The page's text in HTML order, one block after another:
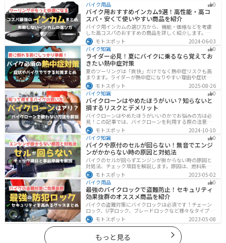
バイク用品 0
バイク用おすすめインカム9選！高性能・高コ
スパ・安くて使いやすい商品を紹介
バイク用インカムの選び方から、機能・価格などを考慮
した高コスパのおすすめの商品を詳しく紹介します。初
心者からベテランライダーまで、マスツーやソロツーに
適した最適なインカムを見つけるための参考にしてくだ
さい。
モトスポット
2024-06-03
バイク知識
0
ライダー必見！夏にバイクに乗るなら覚えてお
きたい熱中症対策
夏のツーリングは「爽快」だけでなく熱中症リスクも高
まります。ライダーが熱中症になりやすい理由や症状、
危険性、そして安全に楽しむための対策を徹底解説。夏
用ウェア・水分補給・休憩ポイントの工夫など、猛暑で
も快適に走るコツを紹介します。
モトスポット
2025-08-26
バイク知識
0
バイクローンはやめたほうがいい？知らないと
損するリスクとデメリット
バイクローンはやめたほうがいいのかでお悩みの方は必
見！この記事では、バイクローンを利用する際の注意点
や失敗しない選び方を解説しています。実は、バイクロ
ーンの選び方にはコツがあります。この記事を読めば、
自分に合った賢い選択をすることが可能です。
モトスポット
2024-10-10
バイク知識
0
バイクや原付のセルが回らない！無音でエンジ
ンがかからない時の原因と対処法
バイクのセルが回らずエンジンが掛からない時の原因と
対処法、チェック項目を解説します。原因は、燃料系・
電装系・その他に分かれますが、バッテリー上がりが原
因であることが多いです。その場合、押しがけやバッテ
リー復旧サービスなどを活用しましょう。事前にできる
対処準備についても解説します。
モトスポット
2023-05-02
バイク用品
0
最強のバイクロックで盗難防止！セキュリティ
効果抜群のオススメ商品を紹介
バイクの盗難対策にバイクロックは必須です！チェーン
ロック、U字ロック、ブレードロックなど様々なタイプが
あるので自分の用途に合った使いやすいものを選びまし
ょう。この記事ではバイクロックの種類と特徴、それぞ
れ最強の商品を紹介します。
モトスポット 2023-05-08
もっと見る